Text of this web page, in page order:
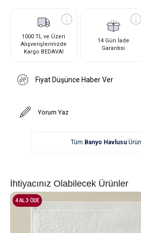
1000 TL ve Üzeri
Alışverişlerinizde
Kargo BEDAVA!
14 Gün İade
Garantisi
Fiyat Düşünce Haber Ver
Yorum Yaz
Tüm Banyo Havlusu
İhtiyacınız Olabilecek Ürünler
4 AL 3 ÖDE